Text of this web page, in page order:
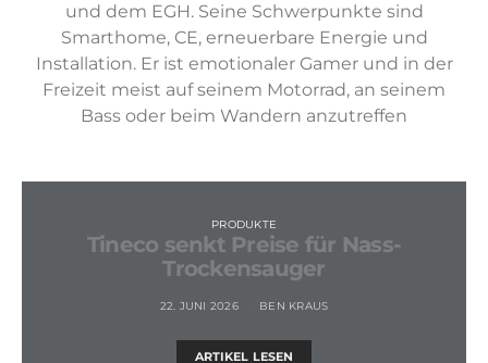
und dem EGH. Seine Schwerpunkte sind
Smarthome, CE, erneuerbare Energie und
Installation. Er ist emotionaler Gamer und in der
Freizeit meist auf seinem Motorrad, an seinem
Bass oder beim Wandern anzutreffen
PRODUKTE
Tineco senkt Preise für Nass-
Trockensauger
22. JUNI 2026 BEN KRAUS
ARTIKEL LESEN